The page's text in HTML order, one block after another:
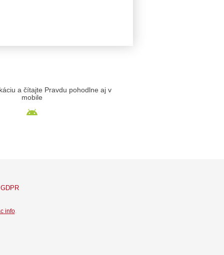
a čítajte Pravdu pohodlne aj v
mobile
GDPR
info.